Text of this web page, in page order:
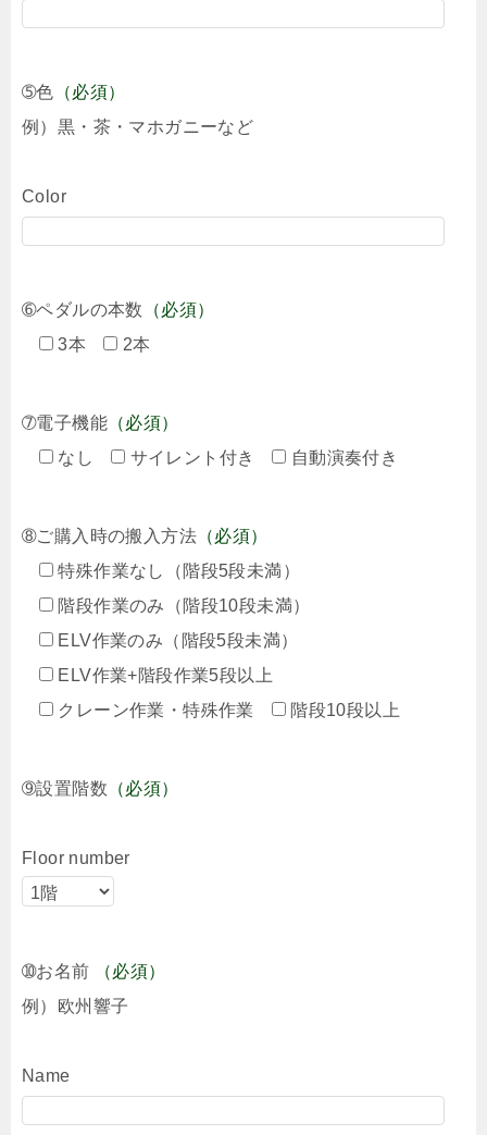
➄色 （必須）
例）黒・茶・マホガニーなど
Color
➅ペダルの本数
（必須）
3本
2本
➆電子機能 （必須）
なし
サイレント付き 自動演奏付き
➇ご購入時の搬入方法 （必須）
特殊作業なし（階段5段未満）
階段作業のみ（階段10段未満）
ELV作業のみ（階段5段未満）
ELV作業+階段作業5段以上
クレーン作業・特殊作業
階段10段以上
➈設置階数 （必須）
Floor number
➉お名前
（必須）
例）欧州響子
Name